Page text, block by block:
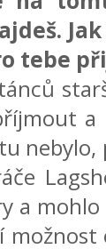
tebe
a